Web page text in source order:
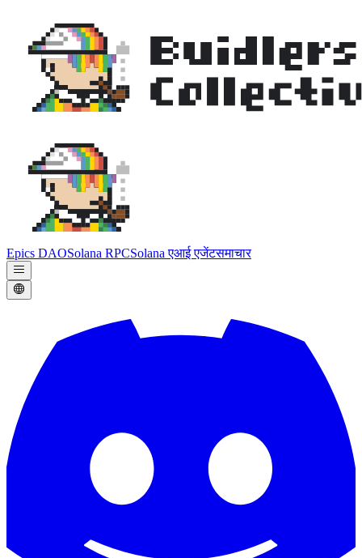
Epics DAOSolana RPCSolana एआई एजेंटसमाचार